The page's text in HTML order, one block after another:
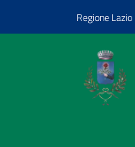
Regione Lazio